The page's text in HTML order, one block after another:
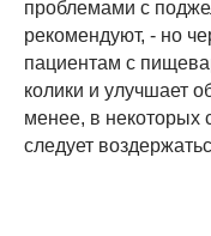
проблемами с
рекомендуют, - но
пациентам с
колики и улучшает
менее, в некоторых
следует